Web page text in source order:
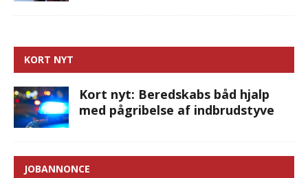
KORT NYT
Kort nyt: Beredskabs båd hjalp
med pågribelse af indbrudstyve
JOBANNONCE